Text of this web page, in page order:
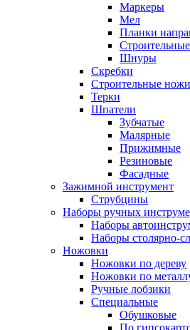
Маркеры
Мел
Планки
Шнуры
Скребки
Строительные ножи
Терки
Шпатели
Зубчатые
Малярные
Прижимные
Резиновые
Фасадные
Зажимной инструмент
Струбцины
Наборы ручных
Наборы
Наборы столярно-
Ножовки
Ножовки по дереву
Ножовки по
Ручные лобзики
Специальные
Обушковые
По